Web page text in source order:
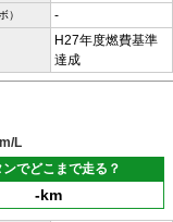
） -
H27年度燃費基準
達成
L
ンでどこまで走る？
-km